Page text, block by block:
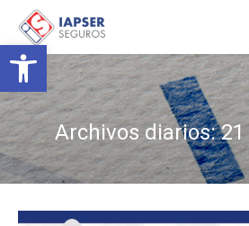
Abrir barra de
Archivos diarios:21